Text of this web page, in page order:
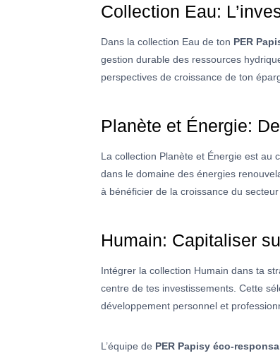
Collection Eau:
Dans la collection Eau de ton PER
gestion durable des ressources
perspectives de croissance de ton
Planète et Énergie:
La collection Planète et Énergie est au
dans le domaine des énergies
à bénéficier de la croissance du
Humain: Capitaliser
Intégrer la collection Humain dans ta
centre de tes investissements. Cette
développement personnel et
L’équipe de PER Papisy éco-